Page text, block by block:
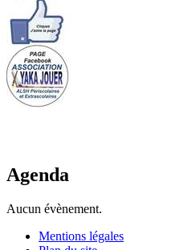
Agenda
Aucun évènement.
Mentions légales